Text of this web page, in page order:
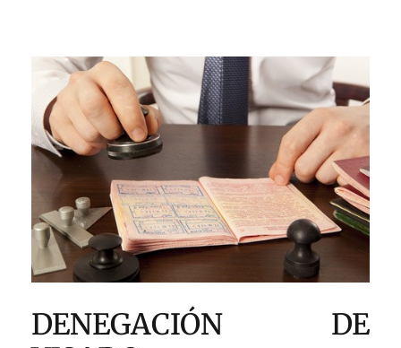
DENEGACIÓN DE